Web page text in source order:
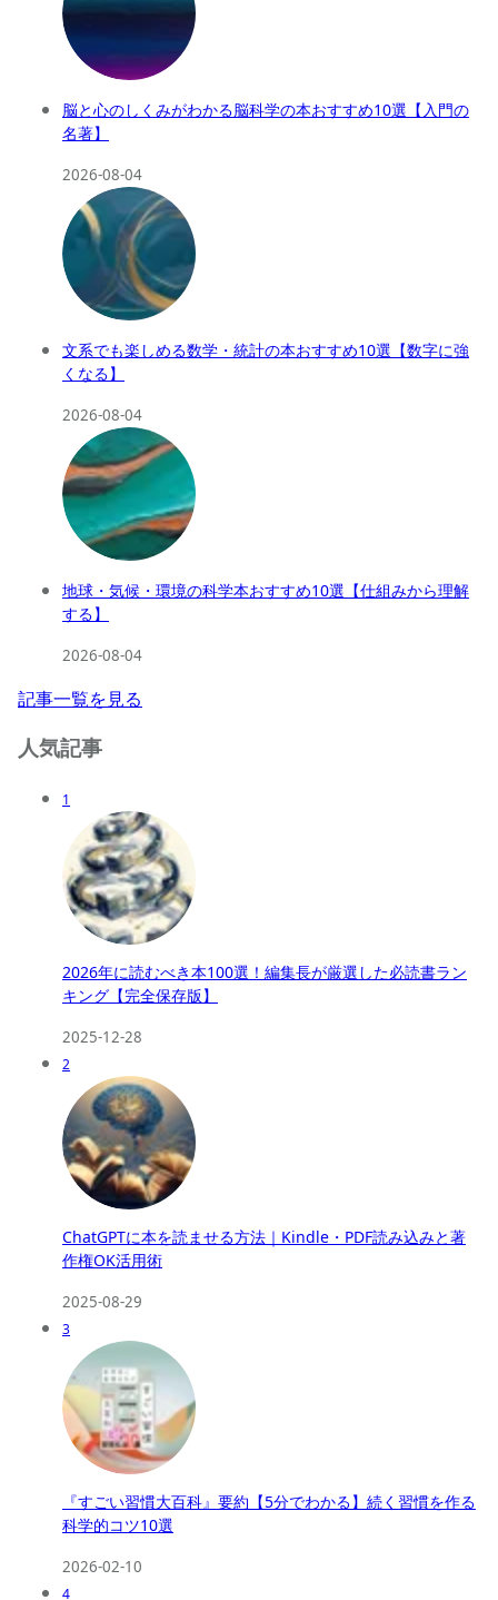
脳と心のしくみがわかる脳科学の本おすすめ10選【入門の
名著】
2026-08-04
文系でも楽しめる数学・統計の本おすすめ10選【数字に強
くなる】
2026-08-04
地球・気候・環境の科学本おすすめ10選【仕組みから理解
する】
2026-08-04
記事一覧を見る
人気記事
1
2026年に読むべき本100選！編集長が厳選した必読書ラン
キング【完全保存版】
2025-12-28
2
ChatGPTに本を読ませる方法｜Kindle・PDF読み込みと著
作権OK活用術
2025-08-29
3
『すごい習慣大百科』要約【5分でわかる】続く習慣を作る
科学的コツ10選
2026-02-10
4